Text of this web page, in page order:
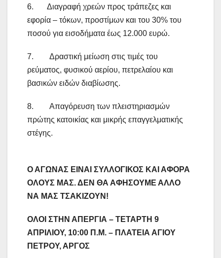
6. Διαγραφή χρεών προς τράπεζες και
εφορία – τόκων, προστίμων και του 30% του
ποσού για εισοδήματα έως 12.000 ευρώ.
7. Δραστική μείωση στις τιμές του
ρεύματος, φυσικού αερίου, πετρελαίου και
βασικών ειδών διαβίωσης.
8. Απαγόρευση των πλειστηριασμών
πρώτης κατοικίας και μικρής επαγγελματικής
στέγης.
Ο ΑΓΩΝΑΣ ΕΙΝΑΙ ΣΥΛΛΟΓΙΚΟΣ ΚΑΙ ΑΦΟΡΑ
ΟΛΟΥΣ ΜΑΣ. ΔΕΝ ΘΑ ΑΦΗΣΟΥΜΕ ΑΛΛΟ
ΝΑ ΜΑΣ ΤΣΑΚΙΖΟΥΝ!
ΟΛΟΙ ΣΤΗΝ ΑΠΕΡΓΙΑ – ΤΕΤΑΡΤΗ 9
ΑΠΡΙΛΙΟΥ, 10:00 Π.Μ. – ΠΛΑΤΕΙΑ ΑΓΙΟΥ
ΠΕΤΡΟΥ, ΑΡΓΟΣ